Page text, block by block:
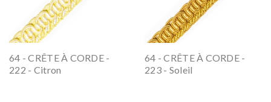
64 - CRÊTE À CORDE -
222 - Citron
64 - CRÊTE À CORDE -
223 - Soleil